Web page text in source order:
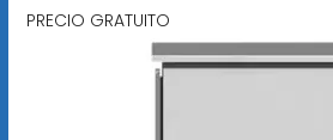
PRECIO GRATUITO